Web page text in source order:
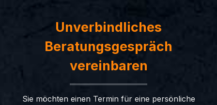
Unverbindliches
Beratungsgespräch
vereinbaren
Sie möchten einen Termin für eine persönliche